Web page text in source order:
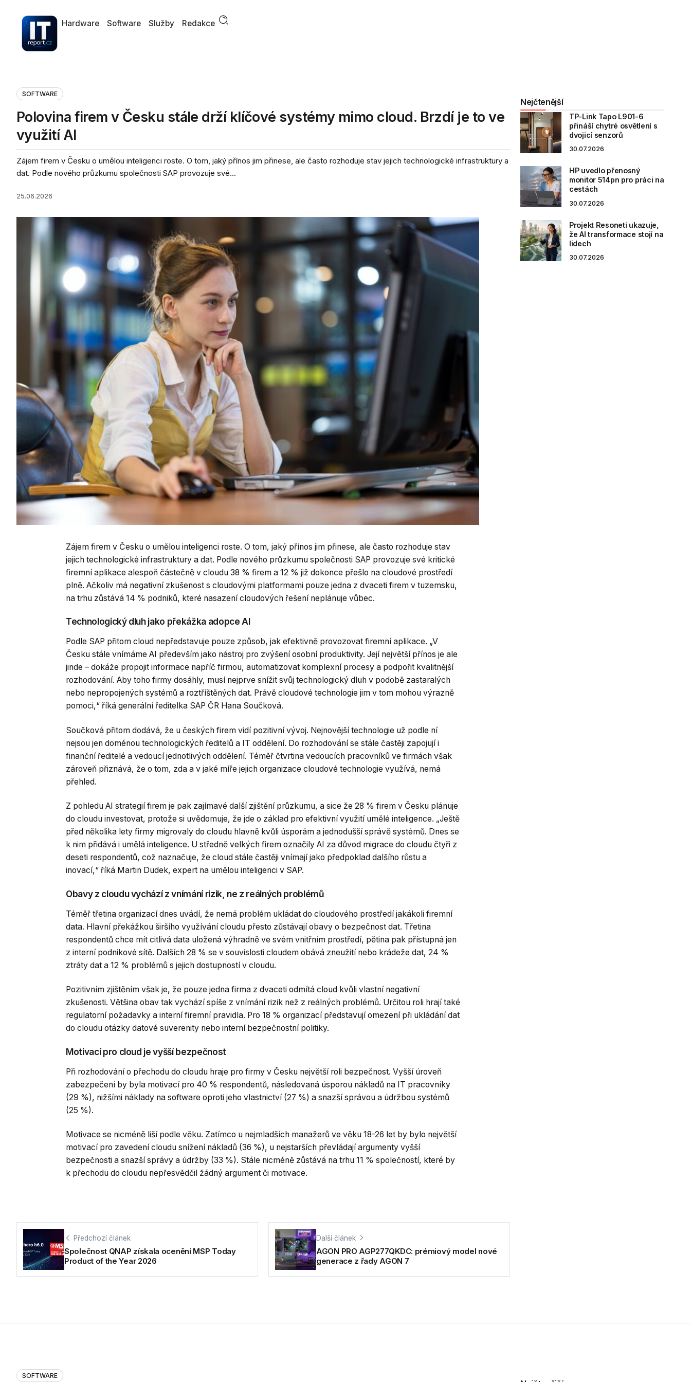
Hardware Software Služby Redakce
SOFTWARE
Polovina firem v Česku stále drží klíčové systémy mimo cloud. Brzdí je to ve
využití AI
Zájem firem v Česku o umělou inteligenci roste. O tom, jaký přínos jim přinese, ale často rozhoduje stav jejich technologické infrastruktury a
dat. Podle nového průzkumu společnosti SAP provozuje své...
25.06.2026
Zájem firem v Česku o umělou inteligenci roste. O tom, jaký přínos jim přinese, ale často rozhoduje stav
jejich technologické infrastruktury a dat. Podle nového průzkumu společnosti SAP provozuje své kritické
firemní aplikace alespoň částečně v cloudu 38 % firem a 12 % již dokonce přešlo na cloudové prostředí
plně. Ačkoliv má negativní zkušenost s cloudovými platformami pouze jedna z dvaceti firem v tuzemsku,
na trhu zůstává 14 % podniků, které nasazení cloudových řešení neplánuje vůbec.
Technologický dluh jako překážka adopce AI
Podle SAP přitom cloud nepředstavuje pouze způsob, jak efektivně provozovat firemní aplikace. „V
Česku stále vnímáme AI především jako nástroj pro zvýšení osobní produktivity. Její největší přínos je ale
jinde – dokáže propojit informace napříč firmou, automatizovat komplexní procesy a podpořit kvalitnější
rozhodování. Aby toho firmy dosáhly, musí nejprve snížit svůj technologický dluh v podobě zastaralých
nebo nepropojených systémů a roztříštěných dat. Právě cloudové technologie jim v tom mohou výrazně
pomoci,“ říká generální ředitelka SAP ČR Hana Součková.
Součková přitom dodává, že u českých firem vidí pozitivní vývoj. Nejnovější technologie už podle ní
nejsou jen doménou technologických ředitelů a IT oddělení. Do rozhodování se stále častěji zapojují i
finanční ředitelé a vedoucí jednotlivých oddělení. Téměř čtvrtina vedoucích pracovníků ve firmách však
zároveň přiznává, že o tom, zda a v jaké míře jejich organizace cloudové technologie využívá, nemá
přehled.
Z pohledu AI strategií firem je pak zajímavé další zjištění průzkumu, a sice že 28 % firem v Česku plánuje
do cloudu investovat, protože si uvědomuje, že jde o základ pro efektivní využití umělé inteligence. „Ještě
před několika lety firmy migrovaly do cloudu hlavně kvůli úsporám a jednodušší správě systémů. Dnes se
k nim přidává i umělá inteligence. U středně velkých firem označily AI za důvod migrace do cloudu čtyři z
deseti respondentů, což naznačuje, že cloud stále častěji vnímají jako předpoklad dalšího růstu a
inovací,“ říká Martin Dudek, expert na umělou inteligenci v SAP.
Obavy z cloudu vychází z vnímání rizik, ne z reálných problémů
Téměř třetina organizací dnes uvádí, že nemá problém ukládat do cloudového prostředí jakákoli firemní
data. Hlavní překážkou širšího využívání cloudu přesto zůstávají obavy o bezpečnost dat. Třetina
respondentů chce mít citlivá data uložená výhradně ve svém vnitřním prostředí, pětina pak přístupná jen
z interní podnikové sítě. Dalších 28 % se v souvislosti cloudem obává zneužití nebo krádeže dat, 24 %
ztráty dat a 12 % problémů s jejich dostupností v cloudu.
Pozitivním zjištěním však je, že pouze jedna firma z dvaceti odmítá cloud kvůli vlastní negativní
zkušenosti. Většina obav tak vychází spíše z vnímání rizik než z reálných problémů. Určitou roli hrají také
regulatorní požadavky a interní firemní pravidla. Pro 18 % organizací představují omezení při ukládání dat
do cloudu otázky datové suverenity nebo interní bezpečnostní politiky.
Motivací pro cloud je vyšší bezpečnost
Při rozhodování o přechodu do cloudu hraje pro firmy v Česku největší roli bezpečnost. Vyšší úroveň
zabezpečení by byla motivací pro 40 % respondentů, následovaná úsporou nákladů na IT pracovníky
(29 %), nižšími náklady na software oproti jeho vlastnictví (27 %) a snazší správou a údržbou systémů
(25 %).
Motivace se nicméně liší podle věku. Zatímco u nejmladších manažerů ve věku 18-26 let by bylo největší
motivací pro zavedení cloudu snížení nákladů (36 %), u nejstarších převládají argumenty vyšší
bezpečnosti a snazší správy a údržby (33 %). Stále nicméně zůstává na trhu 11 % společností, které by
k přechodu do cloudu nepřesvědčil žádný argument či motivace.
Předchozí článek
Společnost QNAP získala ocenění MSP Today
Product of the Year 2026
Další článek
AGON PRO AGP277QKDC: prémiový model nové
generace z řady AGON 7
Nejčtenější
TP-Link Tapo L901-6
přináší chytré osvětlení s
dvojicí senzorů
30.07.2026
HP uvedlo přenosný
monitor 514pn pro práci na
cestách
30.07.2026
Projekt Resoneti ukazuje,
že AI transformace stojí na
lidech
30.07.2026
SOFTWARE